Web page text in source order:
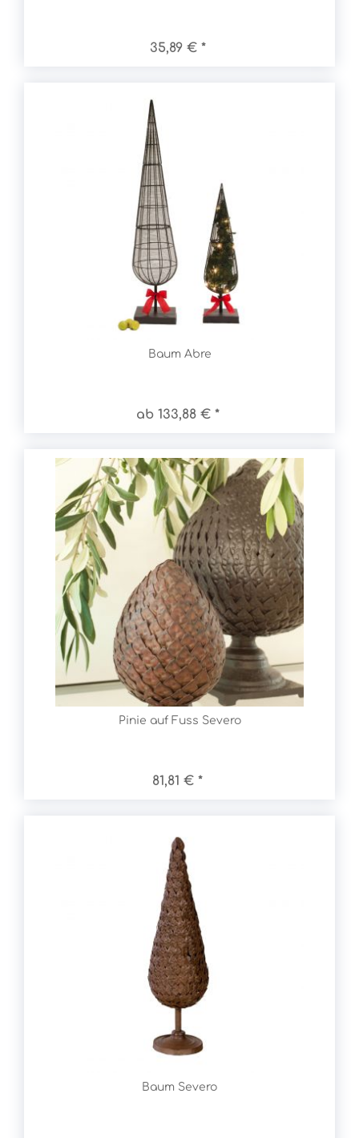
35,89 € *
Baum Abre
ab 133,88 € *
Pinie auf Fuss Severo
81,81 € *
Baum Severo